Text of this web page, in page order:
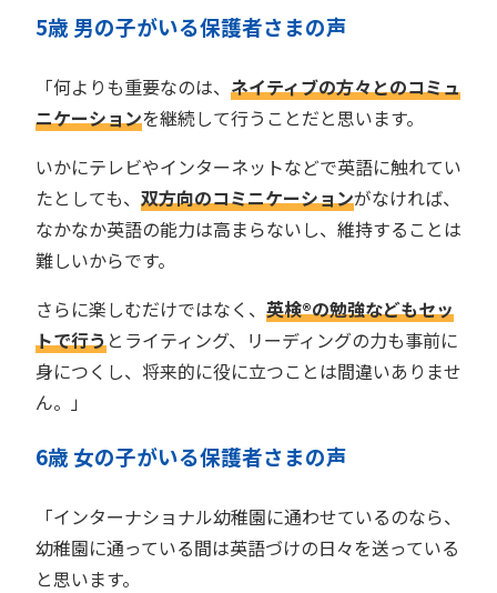
5歳 男の子がいる保護者さまの声
「何よりも重要なのは、 ネイティブの方々とのコミュ
ニケーションを継続して行うことだと思います。
いかにテレビやインターネットなどで英語に触れてい
たとしても、 双方向のコミニケーションがなければ、
なかなか英語の能力は高まらないし、維持することは
難しいからです。
さらに楽しむだけではなく、 英検®︎の勉強などもセッ
トで行うとライティング、リーディングの力も事前に
身につくし、将来的に役に立つことは間違いありませ
ん。」
6歳 女の子がいる保護者さまの声
「インターナショナル幼稚園に通わせているのなら、
幼稚園に通っている間は英語づけの日々を送っている
と思います。